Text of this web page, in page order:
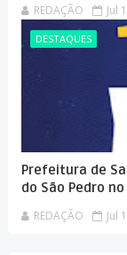
REDAÇÃO Jul
DESTAQUES
Prefeitura de
do São Pedro
REDAÇÃO Jul